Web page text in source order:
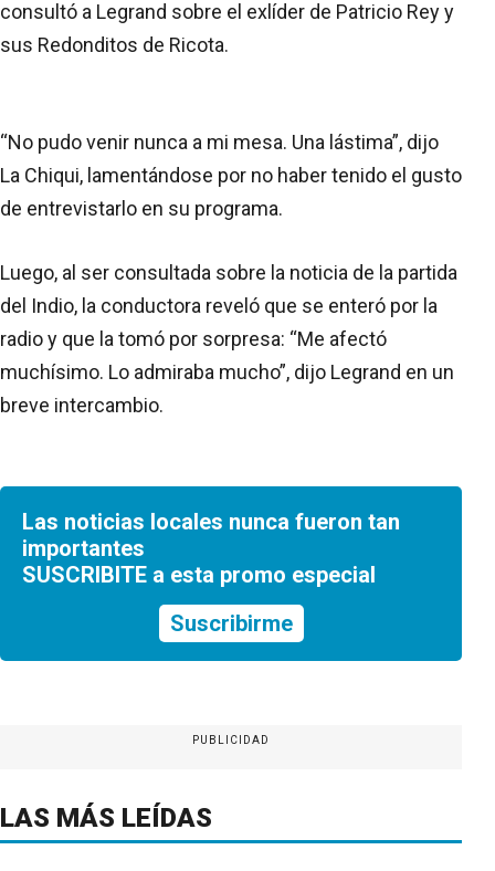
consultó a Legrand sobre el exlíder de Patricio Rey y
sus Redonditos de Ricota.
“No pudo venir nunca a mi mesa. Una lástima”, dijo
La Chiqui, lamentándose por no haber tenido el gusto
de entrevistarlo en su programa.
Luego, al ser consultada sobre la noticia de la partida
del Indio, la conductora reveló que se enteró por la
radio y que la tomó por sorpresa: “Me afectó
muchísimo. Lo admiraba mucho”, dijo Legrand en un
breve intercambio.
Las noticias locales nunca fueron tan
importantes
SUSCRIBITE a esta promo especial
Suscribirme
PUBLICIDAD
LAS MÁS LEÍDAS